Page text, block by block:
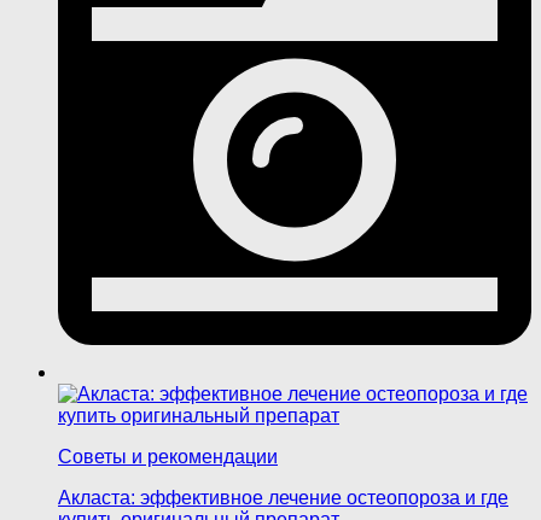
Советы и рекомендации
Акласта: эффективное лечение остеопороза и где